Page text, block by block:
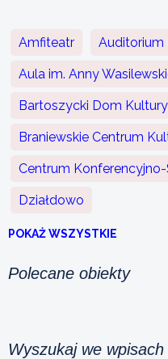
Amfiteatr Auditorium
Aula im. Anny
Bartoszycki Dom Kultury
Braniewskie Centrum
Centrum
Działdowo
POKAŻ WSZYSTKIE
Polecane obiekty
Wyszukaj we wpisach